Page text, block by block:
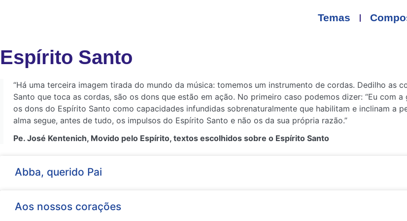
Temas
Espírito Santo
“Há uma terceira imagem tirada do mundo da música: tomemos um instrumento de cordas. Dedilho as
Santo que toca as cordas, são os dons que estão em ação. No primeiro caso podemos dizer: “Eu com a
os dons do Espírito Santo como capacidades infundidas sobrenaturalmente que habilitam e inclinam a
alma segue, antes de tudo, os impulsos do Espírito Santo e não os da sua própria razão.”
Pe. José Kentenich, Movido pelo Espírito, textos escolhidos sobre o Espírito Santo
Abba, querido Pai
Aos nossos corações